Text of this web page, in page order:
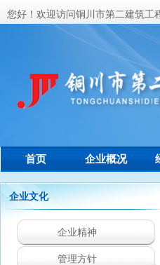
首页 企业概况
您好！欢迎访问铜川市第二建筑工
企业文化
企业精神
管理方针